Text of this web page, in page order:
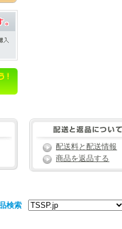
配送料と配送情報
商品を返品する
検索